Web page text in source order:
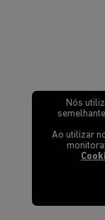
Nós
Ao utilizar